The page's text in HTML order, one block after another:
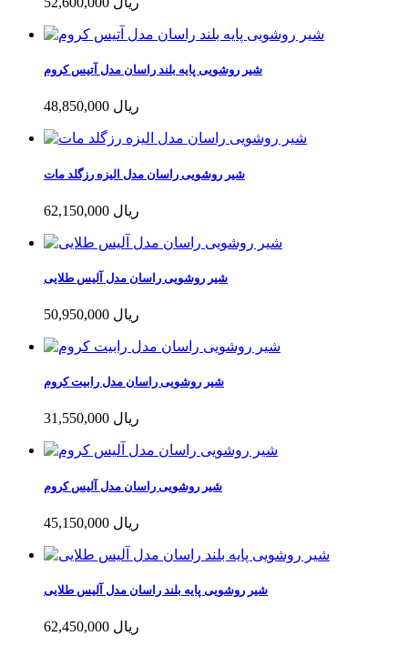
شیر روشویی پایه بلند راسان مدل آتیس کروم
48,850,000 ریال
شیر روشویی راسان مدل الیزه رزگلد مات
62,150,000 ریال
شیر روشویی راسان مدل آلیس طلایی
50,950,000 ریال
شیر روشویی راسان مدل رابیت کروم
31,550,000 ریال
شیر روشویی راسان مدل آلیس کروم
45,150,000 ریال
شیر روشویی پایه بلند راسان مدل آلیس طلایی
62,450,000 ریال